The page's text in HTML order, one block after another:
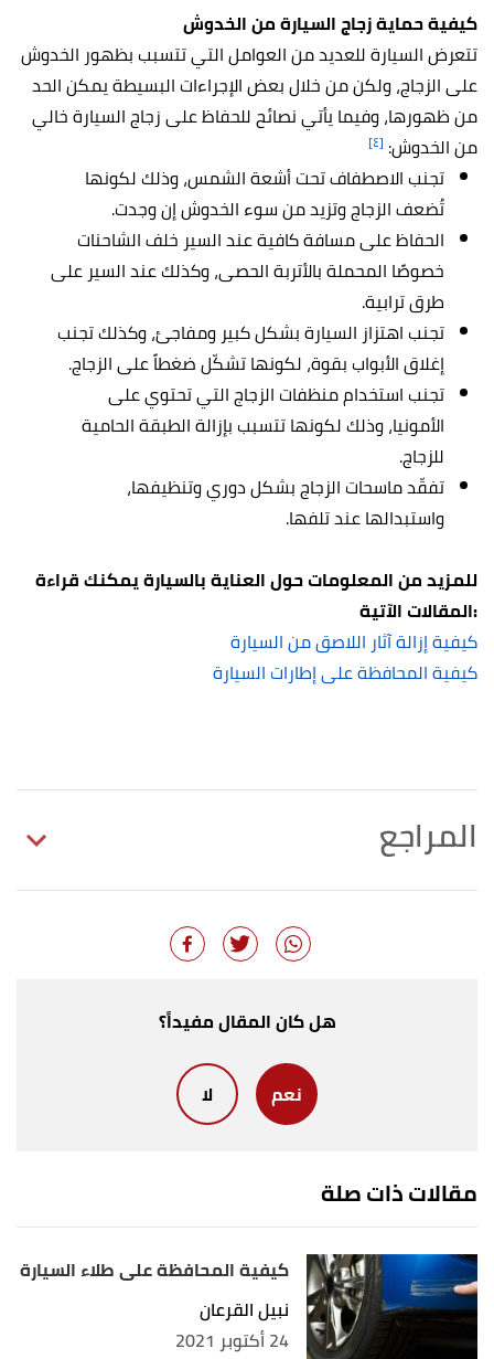
كيفية حماية زجاج السيارة من الخدوش
تتعرض السيارة للعديد من العوامل التي تتسبب بظهور الخدوش
على الزجاج، ولكن من خلال بعض الإجراءات البسيطة يمكن الحد
من ظهورها، وفيما يأتي نصائح للحفاظ على زجاج السيارة خالي
من الخدوش: [٤]
تجنب الاصطفاف تحت أشعة الشمس، وذلك لكونها
تُضعف الزجاج وتزيد من سوء الخدوش إن وجدت.
الحفاظ على مسافة كافية عند السير خلف الشاحنات
خصوصًا المحملة بالأتربة الحصى، وكذلك عند السير على
طرق ترابية.
تجنب اهتزاز السيارة بشكل كبير ومفاجئ، وكذلك تجنب
إغلاق الأبواب بقوة، لكونها تشكّل ضغطاً على الزجاج.
تجنب استخدام منظفات الزجاج التي تحتوي على
الأمونيا، وذلك لكونها تتسبب بإزالة الطبقة الحامية
للزجاج.
تفقّد ماسحات الزجاج بشكل دوري وتنظيفها،
واستبدالها عند تلفها.
للمزيد من المعلومات حول العناية بالسيارة يمكنك قراءة
المقالات الآتية:
كيفية إزالة آثار اللاصق من السيارة
كيفية المحافظة على إطارات السيارة
المراجع
, 2019-10-15, Retrieved 2020-11-14.
"Quick Ways to Remove Scratches from Your Cars
Retrieved 2020-11-14. Edited.
Edited.
↑
"DIFFERENT WAYS TO PROTECT YOUR
WINDSHIELD",windshieldexperts, 2017-03-05,
Retrieved 2020-11-14. Edited.
هل كان المقال مفيداً؟
نعم لا
مقالات ذات صلة
كيفية المحافظة على طلاء السيارة
نبيل القرعان
24 أكتوبر 2021